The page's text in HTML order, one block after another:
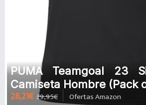
PUMA Teamgoal 23
Camiseta Hombre (Pack
28,21€ 29,95€ Ofertas Amazon